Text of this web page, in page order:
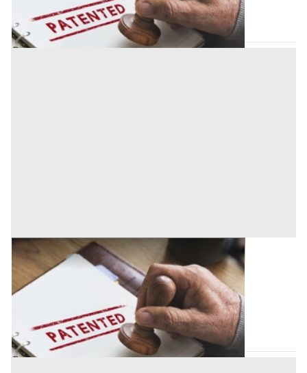
Codice asta:5c641de3
28/09/2026
Brevetti all'asta a Siena
Offerta minima
216.000 €
Codice asta:fd964494
16/09/2026